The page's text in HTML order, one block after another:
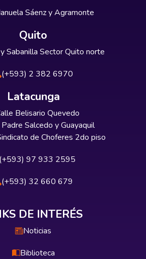
Sáenz y Agramonte
Quito
Sabanilla Sector Quito norte
(+593) 2 382 6970
Latacunga
Belisario Quevedo
Salcedo y Guayaquil
de Choferes 2do piso
(+593) 97 933 2595
(+593) 32 660 679
DE INTERÉS
Noticias
Biblioteca